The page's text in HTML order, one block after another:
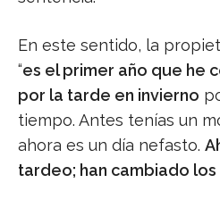
En este sentido, la
“es el primer año que he
por la tarde en invierno
tiempo. Antes tenías un
ahora es un día nefasto.
tardeo; han cambiado